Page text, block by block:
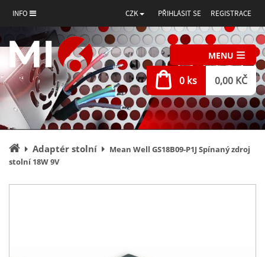
INFO CZK PŘIHLÁSIT SE REGISTRACE
MENU
0 ks 0,00 KČ
Úvodní
stránka
Adaptér stolní
Mean Well GS18B09-P1J Spínaný zdroj
stolní 18W 9V